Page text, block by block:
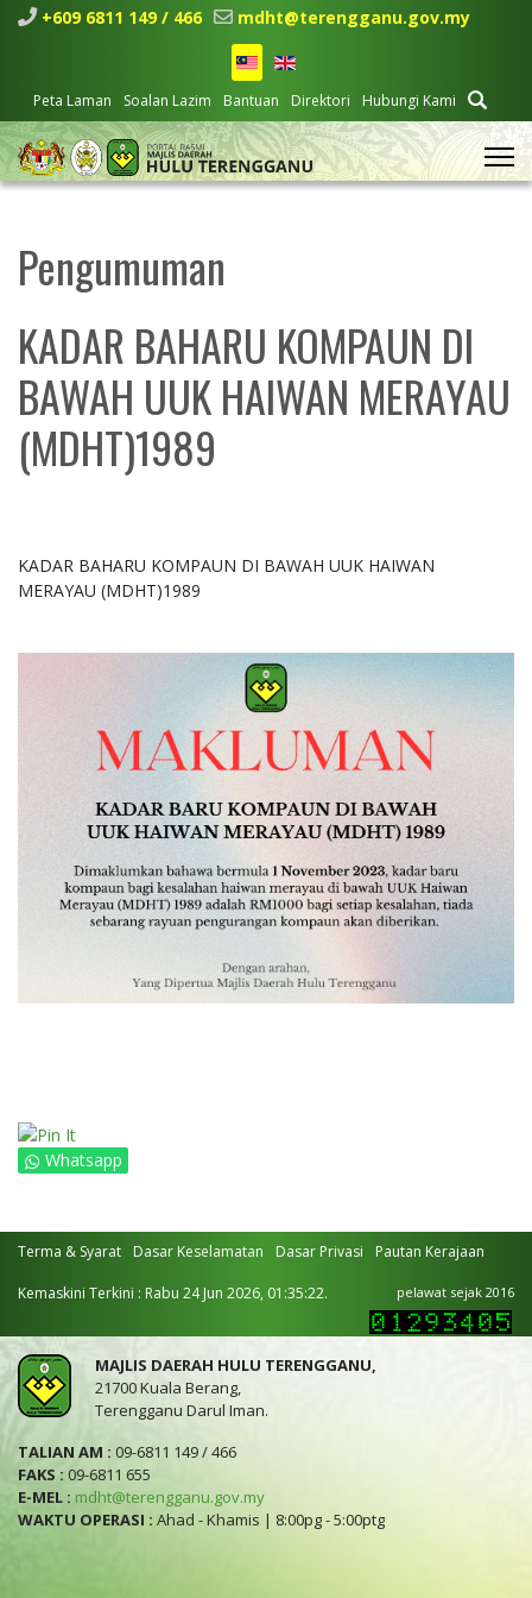
+609 6811 149 / 466 mdht@terengganu.gov.my
Peta Laman Soalan Lazim Bantuan Direktori Hubungi Kami
Pengumuman
KADAR BAHARU KOMPAUN DI
BAWAH UUK HAIWAN MERAYAU
(MDHT)1989
KADAR BAHARU KOMPAUN DI BAWAH UUK HAIWAN
MERAYAU (MDHT)1989
Whatsapp
Terma & Syarat Dasar Keselamatan Dasar Privasi Pautan Kerajaan
Kemaskini Terkini : Rabu 24 Jun 2026, 01:35:22. pelawat sejak 2016
MAJLIS DAERAH HULU TERENGGANU,
21700 Kuala Berang,
Terengganu Darul Iman.
TALIAN AM : 09-6811 149 / 466
FAKS : 09-6811 655
E-MEL : mdht@terengganu.gov.my
WAKTU OPERASI : Ahad - Khamis | 8:00pg - 5:00ptg